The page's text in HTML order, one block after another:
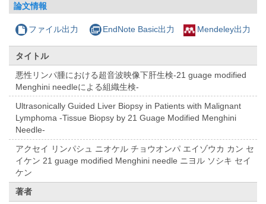
論文情報
ファイル出力 EndNote Basic出力 Mendeley出力
タイトル
悪性リンパ腫における超音波映像下肝生検-21 guage modified
Menghini needleによる組織生検-
Ultrasonically Guided Liver Biopsy in Patients with Malignant
Lymphoma -Tissue Biopsy by 21 Guage Modified Menghini
Needle-
アクセイ リンパシュ ニオケル チョウオンパ エイゾウカ カン セ
イケン 21 guage modified Menghini needle ニヨル ソシキ セイ
ケン
著者